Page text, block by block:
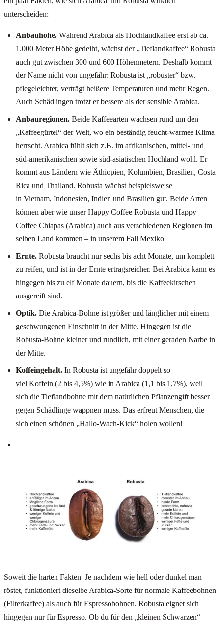
unterscheiden:
Anbauhöhe. Während Arabica als Hochlandkaffee erst ab ca.
1.000 Meter Höhe gedeiht, wächst der „Tieflandkaffee“ Robusta
auch gut zwischen 300 und 600 Höhenmetern. Deshalb kommt
der Name nicht von ungefähr: Robusta ist „robuster“ bzw.
pflegeleichter, verträgt heißere Temperaturen und mehr Regen.
Auch Schädlingen trotzt er bessere als der sensible Arabica.
Anbauregionen. Beide Kaffeearten wachsen rund um den
„Kaffeegürtel“ der Welt, wo ein beständig feucht-warmes Klima
herrscht. Arabica fühlt sich z.B. im afrikanischen, mittel- und
süd-amerikanischen sowie süd-asiatischen Hochland wohl. Er
kommt aus Ländern wie Äthiopien, Kolumbien, Brasilien, Costa
Rica und Thailand. Robusta wächst beispielsweise
in Vietnam, Indonesien, Indien und Brasilien gut. Beide Arten
können aber wie unser Happy Coffee Robusta und Happy
Coffee Chiapas (Arabica) auch aus verschiedenen Regionen im
selben Land kommen – in unserem Fall Mexiko.
Ernte. Robusta braucht nur sechs bis acht Monate, um komplett
zu reifen, und ist in der Ernte ertragsreicher. Bei Arabica kann es
hingegen bis zu elf Monate dauern, bis die Kaffeekirschen
ausgereift sind.
Optik. Die Arabica-Bohne ist größer und länglicher mit einem
geschwungenen Einschnitt in der Mitte. Hingegen ist die
Robusta-Bohne kleiner und rundlich, mit einer geraden Narbe in
der Mitte.
Koffeingehalt. In Robusta ist ungefähr doppelt so
viel Koffein (2 bis 4,5%) wie in Arabica (1,1 bis 1,7%), weil
sich die Tieflandbohne mit dem natürlichen Pflanzengift besser
gegen Schädlinge wappnen muss. Das erfreut Menschen, die
sich einen schönen „Hallo-Wach-Kick“ holen wollen!
Soweit die harten Fakten. Je nachdem wie hell oder dunkel man
röstet, funktioniert dieselbe Arabica-Sorte für normale Kaffeebohnen
(Filterkaffee) als auch für Espressobohnen. Robusta eignet sich
hingegen nur für Espresso. Ob du für den „kleinen Schwarzen“